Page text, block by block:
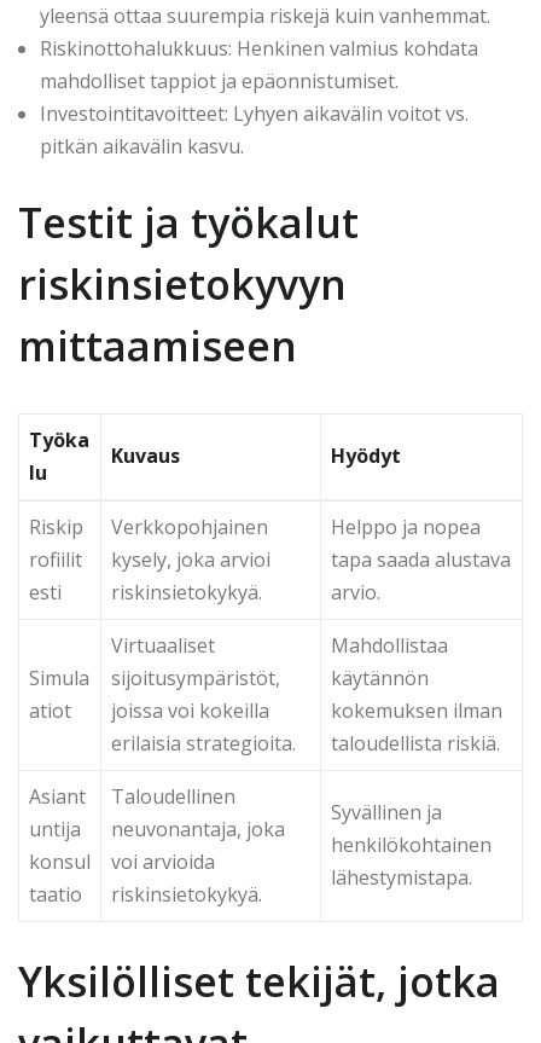
yleensä ottaa suurempia riskejä kuin vanhemmat.
Riskinottohalukkuus: Henkinen valmius kohdata
mahdolliset tappiot ja epäonnistumiset.
Investointitavoitteet: Lyhyen aikavälin voitot vs.
pitkän aikavälin kasvu.
Testit ja työkalut
riskinsietokyvyn
mittaamiseen
Työka
lu
Kuvaus Hyödyt
Riskip
rofiilit
esti
Verkkopohjainen
kysely, joka arvioi
riskinsietokykyä.
Helppo ja nopea
tapa saada alustava
arvio.
Simula
atiot
Virtuaaliset
sijoitusympäristöt,
joissa voi kokeilla
erilaisia strategioita.
Mahdollistaa
käytännön
kokemuksen ilman
taloudellista riskiä.
Asiant
untija
konsul
taatio
Taloudellinen
neuvonantaja, joka
voi arvioida
riskinsietokykyä.
Syvällinen ja
henkilökohtainen
lähestymistapa.
Yksilölliset tekijät, jotka